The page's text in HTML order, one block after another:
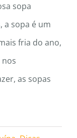
sopa
a sopa é um
fria do ano,
as sopas